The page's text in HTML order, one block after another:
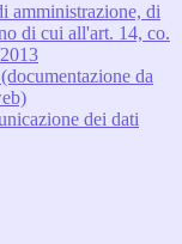
amministrazione, di
di cui all'art. 14, co.
da
dei dati